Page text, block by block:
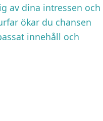
av dina intressen och
ökar du chansen
innehåll och